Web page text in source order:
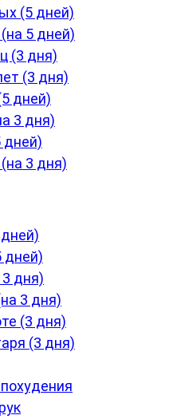
(5 дней)
5 дней)
(3 дня)
(3 дня)
дней)
3 дня)
дней)
3 дня)
дней)
дня)
3 дня)
(3 дня)
(3 дня)